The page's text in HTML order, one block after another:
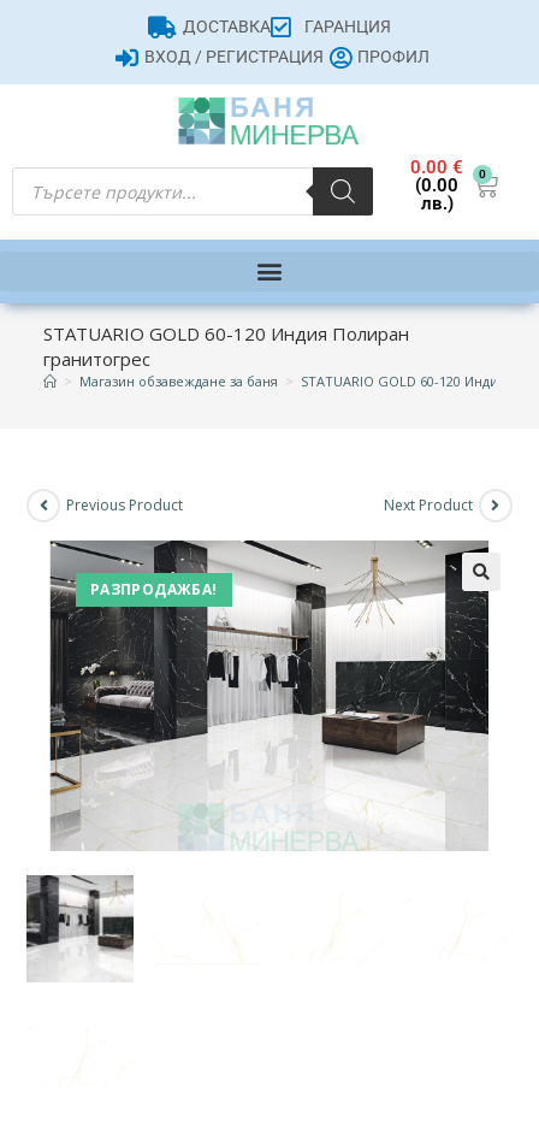
ДОСТАВКА
ГАРАНЦИЯ
ВХОД / РЕГИСТРАЦИЯ
ПРОФИЛ
0.00€
(0.00
лв.)
0
STATUARIO GOLD 60-120 Индия Полиран
гранитогрес
> Магазин обзавеждане за баня > STATUARIO GOLD 60-120 Индия
РАЗПРОДАЖБА!
Previous Product Next Product